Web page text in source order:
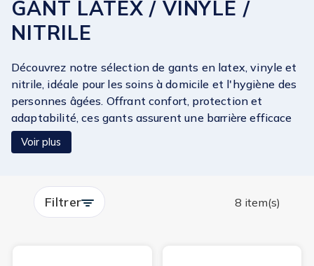
GANT LATEX / VINYLE /
NITRILE
Découvrez notre sélection de gants en latex, vinyle et
nitrile, idéale pour les soins à domicile et l'hygiène des
personnes âgées. Offrant confort, protection et
adaptabilité, ces gants assurent une barrière efficace
contre les germes tout en respectant les peaux
sensibles. Que vous recherchiez une haute résistance
grande souplesse d’utilisation, notre gamme répond à
tous les besoins du quotidien. Marques de confiance et
qualité professionnelle garanties.
Voir plus
Filtrer 8 item(s)